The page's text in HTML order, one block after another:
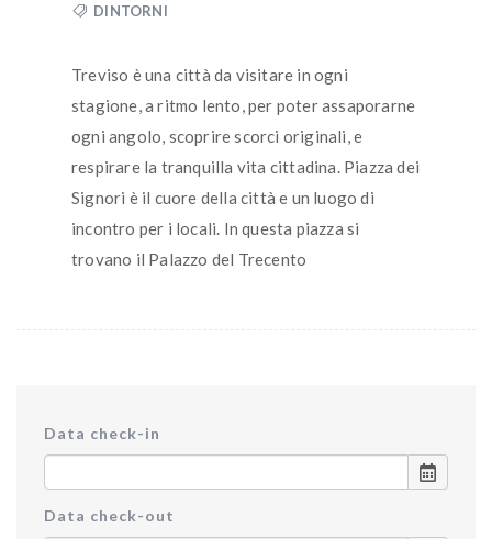
DINTORNI
Treviso è una città da visitare in ogni
stagione, a ritmo lento, per poter assaporarne
ogni angolo, scoprire scorci originali, e
respirare la tranquilla vita cittadina. Piazza dei
Signori è il cuore della città e un luogo di
incontro per i locali. In questa piazza si
trovano il Palazzo del Trecento
Data check-in
Data check-out